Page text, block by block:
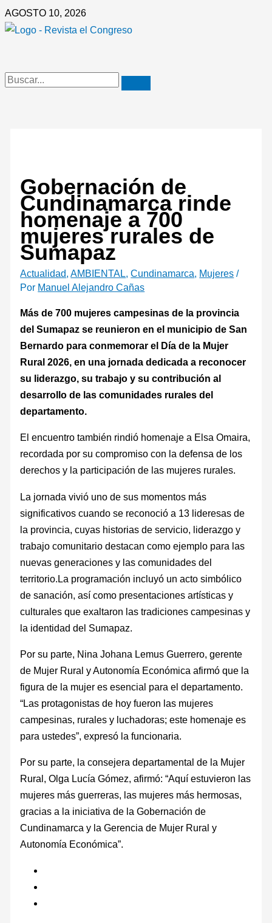
Ir
al
AGOSTO 10, 2026
Gobernación de
Cundinamarca rinde
homenaje a 700
mujeres rurales de
Sumapaz
Actualidad,AMBIENTAL,Cundinamarca, Mujeres /
Por Manuel Alejandro Cañas
Más de 700 mujeres campesinas de la provincia
del Sumapaz se reunieron en el municipio de San
Bernardo para conmemorar el Día de la Mujer
Rural 2026, en una jornada dedicada a reconocer
su liderazgo, su trabajo y su contribución al
desarrollo de las comunidades rurales del
departamento.
El encuentro también rindió homenaje a Elsa Omaira,
recordada por su compromiso con la defensa de los
derechos y la participación de las mujeres rurales.
La jornada vivió uno de sus momentos más
significativos cuando se reconoció a 13 lideresas de
la provincia, cuyas historias de servicio, liderazgo y
trabajo comunitario destacan como ejemplo para las
nuevas generaciones y las comunidades del
territorio.La programación incluyó un acto simbólico
de sanación, así como presentaciones artísticas y
culturales que exaltaron las tradiciones campesinas y
la identidad del Sumapaz.
Por su parte, Nina Johana Lemus Guerrero, gerente
de Mujer Rural y Autonomía Económica afirmó que la
figura de la mujer es esencial para el departamento.
“Las protagonistas de hoy fueron las mujeres
campesinas, rurales y luchadoras; este homenaje es
para ustedes”, expresó la funcionaria.
Por su parte, la consejera departamental de la Mujer
Rural, Olga Lucía Gómez, afirmó: “Aquí estuvieron las
mujeres más guerreras, las mujeres más hermosas,
gracias a la iniciativa de la Gobernación de
Cundinamarca y la Gerencia de Mujer Rural y
Autonomía Económica”.